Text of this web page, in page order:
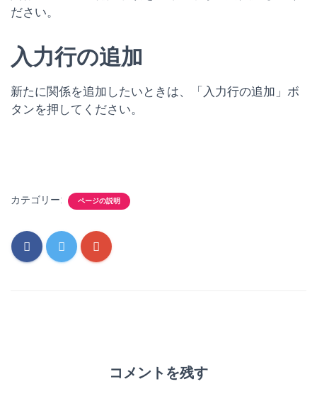
ださい。
入力行の追加
新たに関係を追加したいときは、「入力行の追加」ボ
タンを押してください。
カテゴリー: ページの説明
コメントを残す